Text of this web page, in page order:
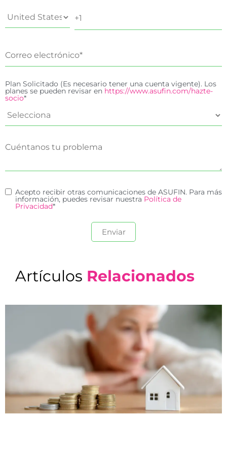
Plan Solicitado (Es necesario tener una cuenta vigente). Los
planes se pueden revisar en https://www.asufin.com/hazte-
socio*
Acepto recibir otras comunicaciones de ASUFIN. Para más
información, puedes revisar nuestra Política de
Privacidad*
Artículos Relacionados